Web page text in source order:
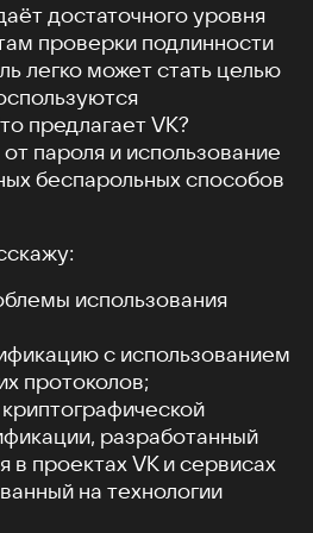
достаточного уровня
проверки подлинности
легко может стать целью
предлагает VK?
пароля и использование
беспарольных способов
использования
с использованием
протоколов;
разработанный
в проектах VK и сервисах
на технологии